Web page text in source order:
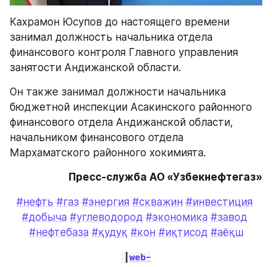
Кахрамон Юсупов до настоящего времени
занимал должность начальника отдела
финансового контроля Главного управления
занятости Андижанской области.
Он также занимал должности начальника
бюджетной инспекции Асакинского районного
финансового отдела Андижанской области,
начальником финансового отдела
Мархаматского районного хокимията.
Пресс-служба АО «Узбекнефтегаз»
#нефть #газ #энергия #скважин #инвестиция
#добыча #углеводород #экономика #завод
#нефтебаза #қудуқ #кон #иқтисод #аёқш
web-